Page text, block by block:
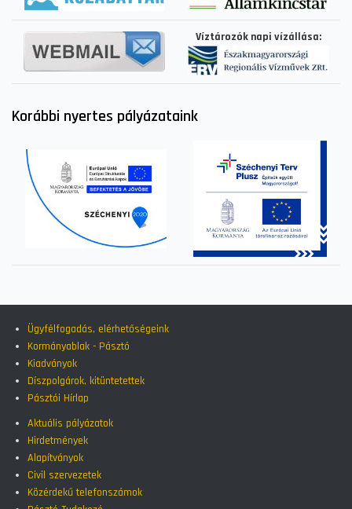
Víztározók napi vízállása:
Korábbi nyertes pályázataink
Ügyfélfogadás, elérhetőségeink
Kormányablak - Pásztó
Kiadványok
Díszpolgárok, kitüntetettek
Pásztói Hírlap
Aktuális pályázatok
Hirdetmények
Alapítványok
Civil szervezetek
Közérdekű telefonszámok